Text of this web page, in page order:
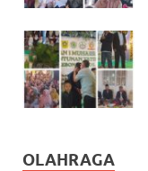
OLAHRAGA